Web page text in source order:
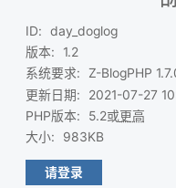
ID:
day_doglog
版本:
1.2
系统要求:
Z-BlogPHP
更新日期: 2021-07-27
PHP版本: 5.2或更高
大小: 983KB
请登录